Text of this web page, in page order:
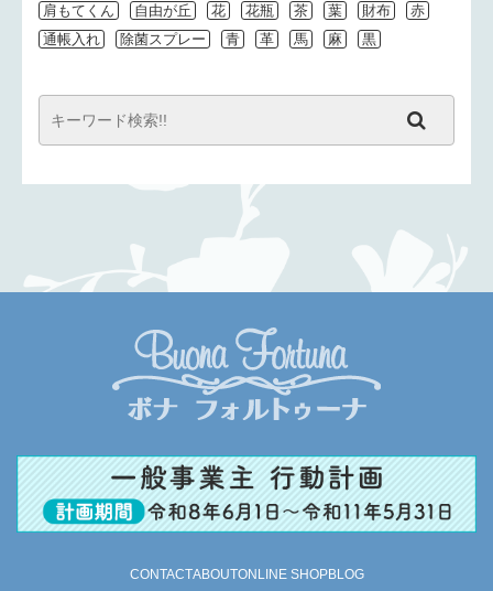
肩もてくん
自由が丘 花 花瓶 茶 葉 財布
赤
通帳入れ
除菌スプレー 青 革 馬 麻 黒
CONTACTABOUTONLINE SHOPBLOG